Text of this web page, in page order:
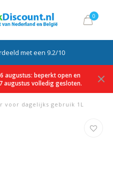
0
met een 9.2/10
augustus: beperkt open en
augustus volledig gesloten.
voor dagelijks gebruik 1L